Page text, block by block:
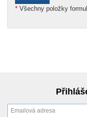
* Všechny položky